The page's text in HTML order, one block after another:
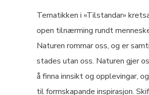
Tematikken i «Tilstandar»
open tilnærming rundt
Naturen rommar oss, og er
stades utan oss. Naturen gjer
å finna innsikt og opplevingar,
til formskapande inspirasjon.